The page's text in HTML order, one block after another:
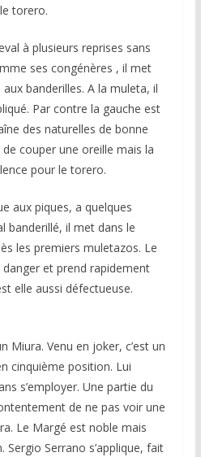
torero.
à plusieurs reprises sans
ses congénères , il met
banderilles. A la muleta, il
Par contre la gauche est
des naturelles de bonne
couper une oreille mais la
pour le torero.
aux piques, a quelques
banderillé, il met dans le
les premiers muletazos. Le
et prend rapidement
elle aussi défectueuse.
Miura. Venu en joker, c’est un
cinquième position. Lui
s’employer. Une partie du
de ne pas voir une
Le Margé est noble mais
Serrano s’applique, fait